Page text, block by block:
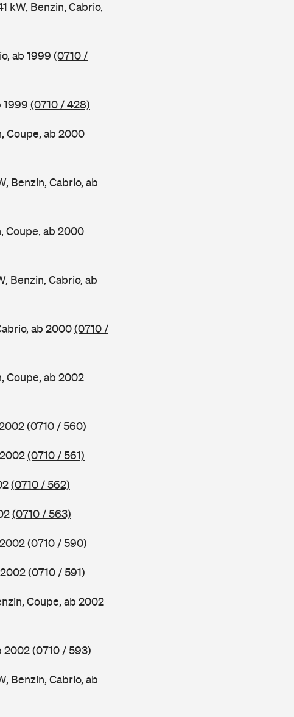
kW, Benzin, Cabrio,
ab 1999 (0710 /
1999 (0710 / 428)
Coupe, ab 2000
Benzin, Cabrio, ab
Coupe, ab 2000
Benzin, Cabrio, ab
ab 2000(0710 /
Coupe, ab 2002
(0710 / 560)
(0710 / 561)
(0710 / 562)
(0710 / 563)
(0710 / 590)
(0710 / 591)
Coupe, ab 2002
2002(0710 / 593)
Benzin, Cabrio, ab